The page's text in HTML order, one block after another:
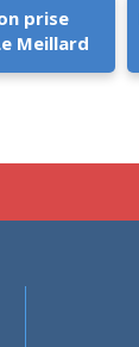
prise
Meillard